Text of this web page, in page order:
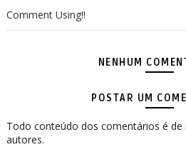
Comment Using!!
NENHUM
POSTAR UM
Todo conteúdo dos comentários é de
autores.